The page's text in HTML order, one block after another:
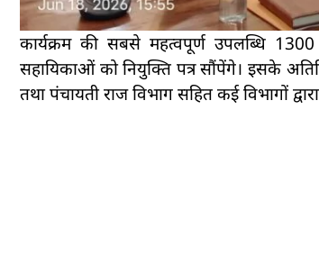
कार्यक्रम की सबसे महत्वपूर्ण उपलब्धि
सहायिकाओं को नियुक्ति पत्र सौंपेंगे। इसके
तथा पंचायती राज विभाग सहित कई विभागों